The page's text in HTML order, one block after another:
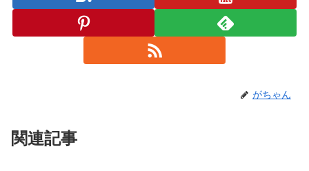
がちゃん
関連記事